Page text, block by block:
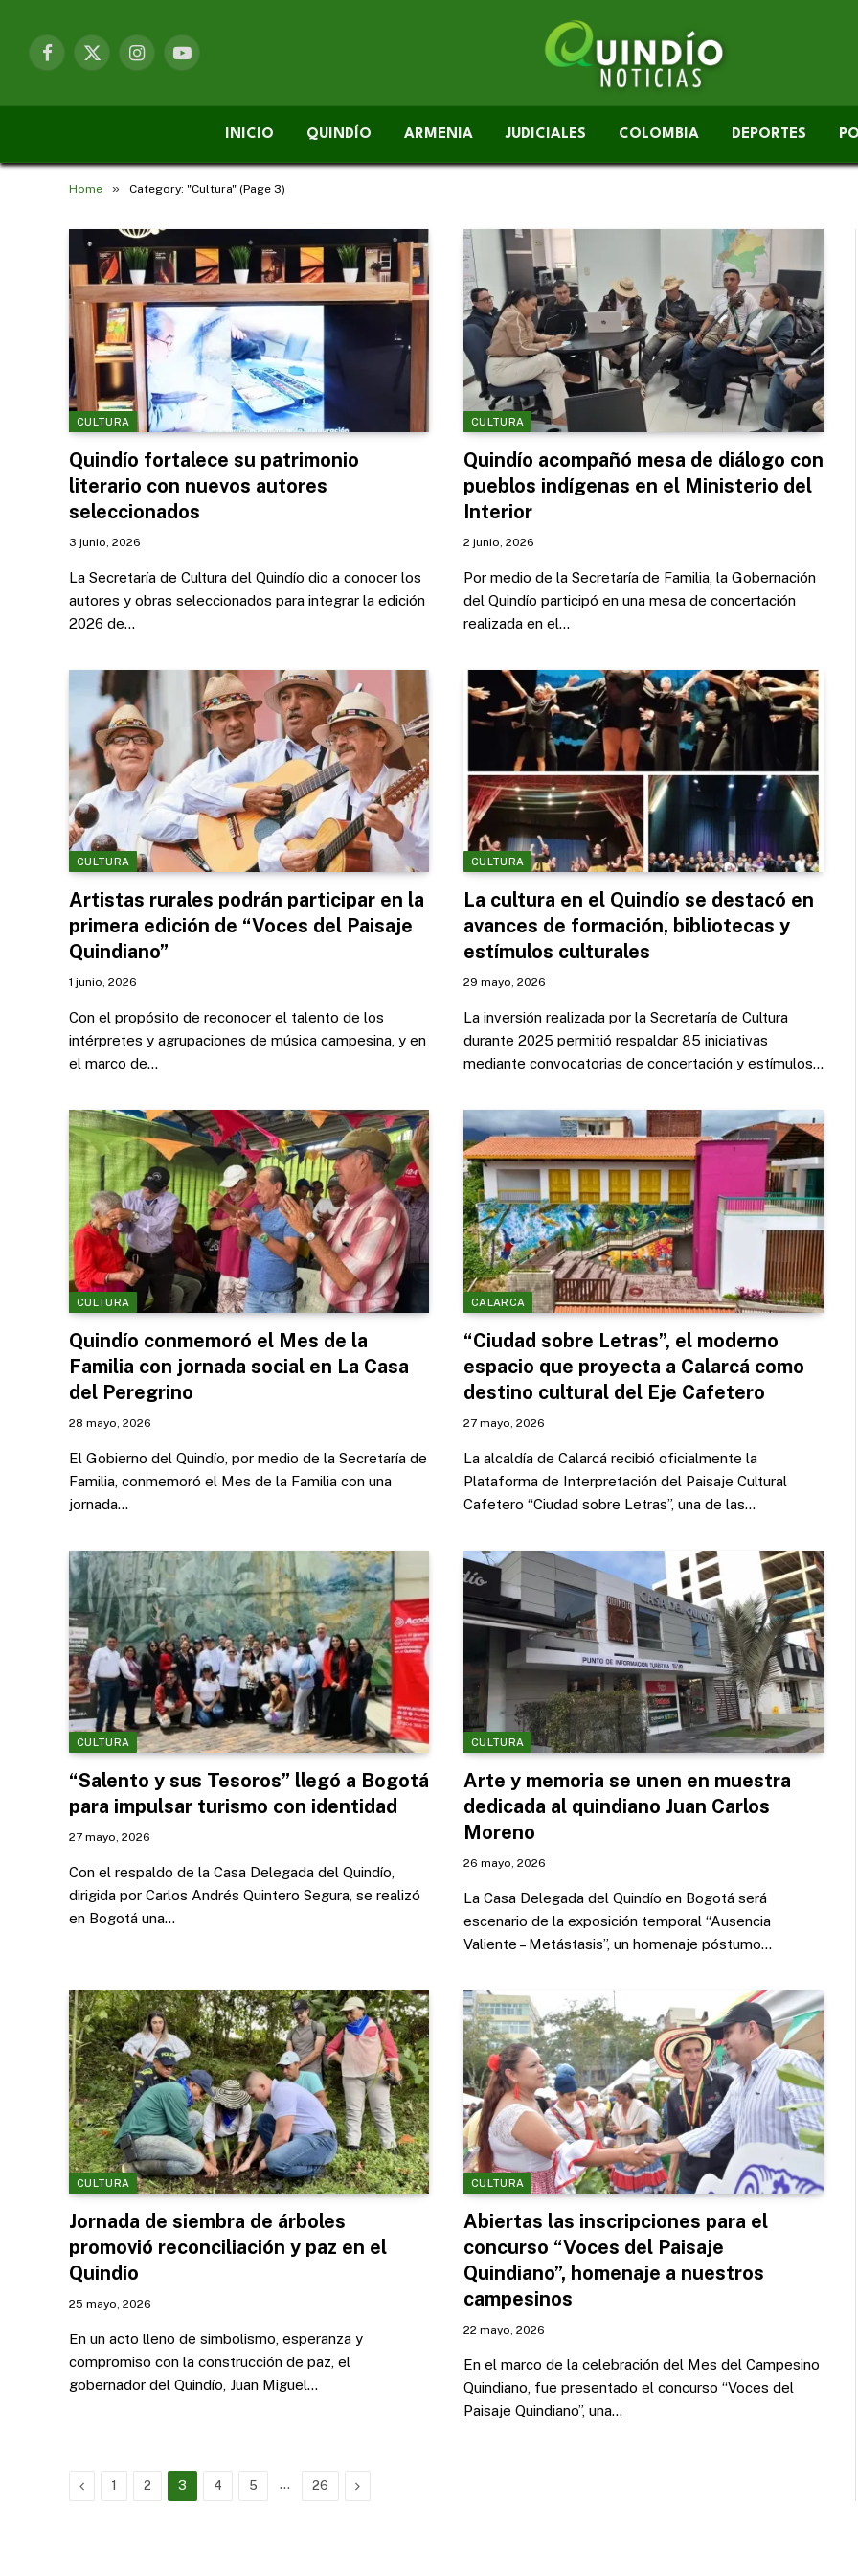
Facebook
X
InstagramYouTube
INICIO QUINDÍO ARMENIA JUDICIALES COLOMBIA DEPORTES
Home » Category: "Cultura" (Page 3)
CULTURA
Quindío fortalece su patrimonio
literario con nuevos autores
seleccionados
3 junio, 2026
La Secretaría de Cultura del Quindío dio a conocer los
autores y obras seleccionados para integrar la edición
2026 de…
CULTURA
Quindío acompañó mesa de diálogo con
pueblos indígenas en el Ministerio del
Interior
2 junio, 2026
Por medio de la Secretaría de Familia, la Gobernación
del Quindío participó en una mesa de concertación
realizada en el…
CULTURA
Artistas rurales podrán participar en la
primera edición de “Voces del Paisaje
Quindiano”
1 junio, 2026
Con el propósito de reconocer el talento de los
intérpretes y agrupaciones de música campesina, y en
el marco de…
CULTURA
La cultura en el Quindío se destacó en
avances de formación, bibliotecas y
estímulos culturales
29 mayo, 2026
La inversión realizada por la Secretaría de Cultura
durante 2025 permitió respaldar 85 iniciativas
mediante convocatorias de concertación y estímulos…
CULTURA
Quindío conmemoró el Mes de la
Familia con jornada social en La Casa
del Peregrino
28 mayo, 2026
El Gobierno del Quindío, por medio de la Secretaría de
Familia, conmemoró el Mes de la Familia con una
jornada…
CALARCA
“Ciudad sobre Letras”, el moderno
espacio que proyecta a Calarcá como
destino cultural del Eje Cafetero
27 mayo, 2026
La alcaldía de Calarcá recibió oficialmente la
Plataforma de Interpretación del Paisaje Cultural
Cafetero “Ciudad sobre Letras”, una de las…
CULTURA
“Salento y sus Tesoros” llegó a Bogotá
para impulsar turismo con identidad
27 mayo, 2026
Con el respaldo de la Casa Delegada del Quindío,
dirigida por Carlos Andrés Quintero Segura, se realizó
en Bogotá una…
CULTURA
Arte y memoria se unen en muestra
dedicada al quindiano Juan Carlos
Moreno
26 mayo, 2026
La Casa Delegada del Quindío en Bogotá será
escenario de la exposición temporal “Ausencia
Valiente – Metástasis”, un homenaje póstumo…
CULTURA
Jornada de siembra de árboles
promovió reconciliación y paz en el
Quindío
25 mayo, 2026
En un acto lleno de simbolismo, esperanza y
compromiso con la construcción de paz, el
gobernador del Quindío, Juan Miguel…
CULTURA
Abiertas las inscripciones para el
concurso “Voces del Paisaje
Quindiano”, homenaje a nuestros
campesinos
22 mayo, 2026
En el marco de la celebración del Mes del Campesino
Quindiano, fue presentado el concurso “Voces del
Paisaje Quindiano”, una…
Previous
1 2 3 4 5 … 26 Next